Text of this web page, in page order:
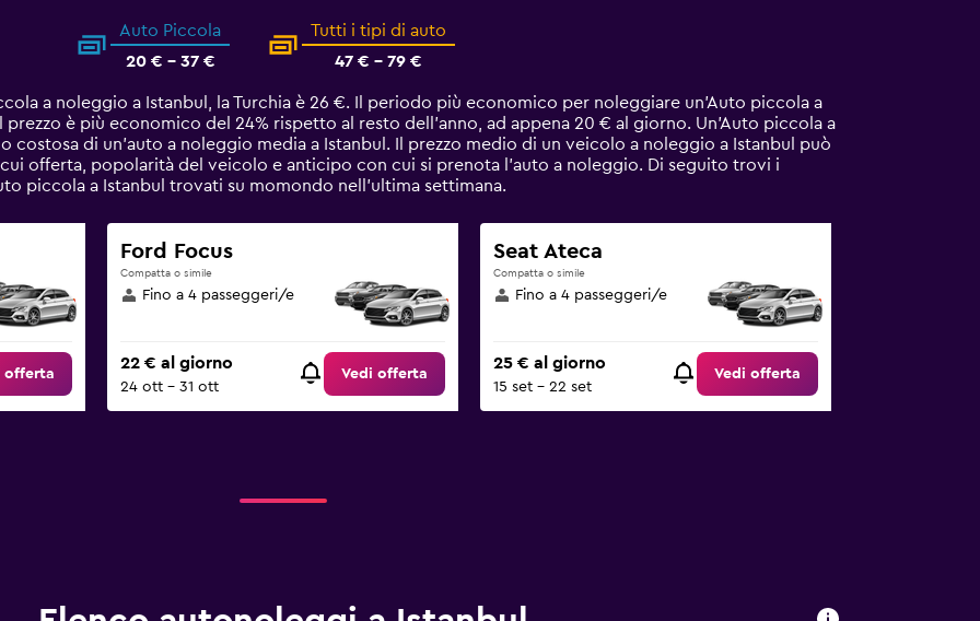
Auto Piccola
20 € - 37 €
Tutti i tipi di auto
47 € - 79 €
a noleggio a Istanbul, la Turchia è 26 €. Il periodo più economico per noleggiare un'Auto piccola a
prezzo è più economico del 24% rispetto al resto dell'anno, ad appena 20 € al giorno. Un'Auto piccola a
costosa di un'auto a noleggio media a Istanbul. Il prezzo medio di un veicolo a noleggio a Istanbul può
offerta, popolarità del veicolo e anticipo con cui si prenota l'auto a noleggio. Di seguito trovi i
piccola a Istanbul trovati su momondo nell'ultima settimana.
offerta
Ford Focus
Compatta o simile
Fino a 4 passeggeri/e
22 € al giorno
24 ott - 31 ott
Vedi offerta
Seat Ateca
Compatta o simile
Fino a 4 passeggeri/e
25 € al giorno
15 set - 22 set
Vedi offerta